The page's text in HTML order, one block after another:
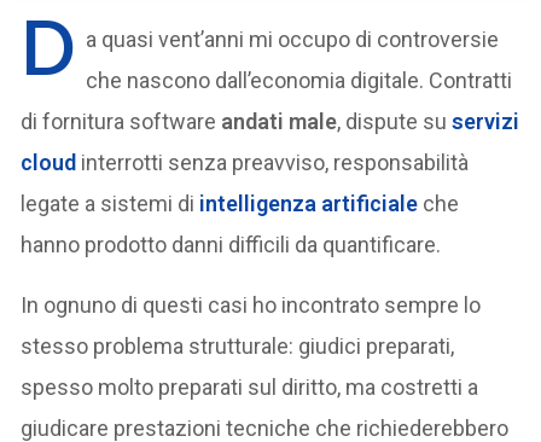
D a quasi vent’anni mi occupo di controversie
che nascono dall’economia digitale. Contratti
di fornitura software andati male, dispute suservizi
cloud interrotti senza preavviso, responsabilità
legate a sistemi di intelligenza artificiale che
hanno prodotto danni difficili da quantificare.
In ognuno di questi casi ho incontrato sempre lo
stesso problema strutturale: giudici preparati,
spesso molto preparati sul diritto, ma costretti a
giudicare prestazioni tecniche che richiederebbero